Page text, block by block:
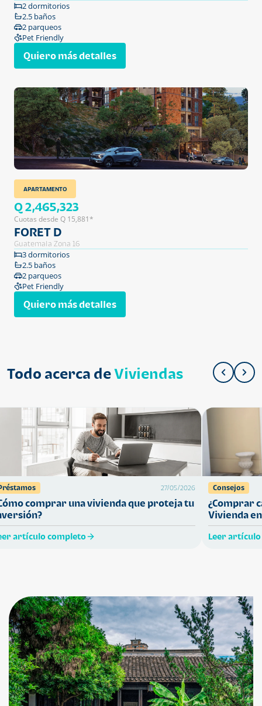
2 dormitorios
2.5 baños
2 parqueos
Pet Friendly
Quiero más detalles
APARTAMENTO
Q 2,465,323
Cuotas desde Q 15,881*
FORET D
Guatemala Zona 16
3 dormitorios
2.5 baños
2 parqueos
Pet Friendly
Quiero más detalles
Todo acerca deViviendas
27/05/2026
comprar una vivienda que proteja tu
artículo completo
Consejos
¿Comprar
Vivienda
Leer